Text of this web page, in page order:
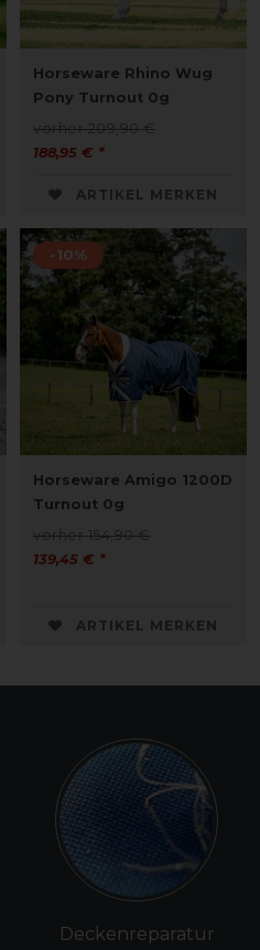
Horseware Rhino Wug
Pony Turnout 0g
vorher 209,90 €
188,95 € *
ARTIKEL MERKEN
-10%
Horseware Amigo 1200D
Turnout 0g
vorher 154,90 €
139,45 € *
ARTIKEL MERKEN
Deckenreparatur